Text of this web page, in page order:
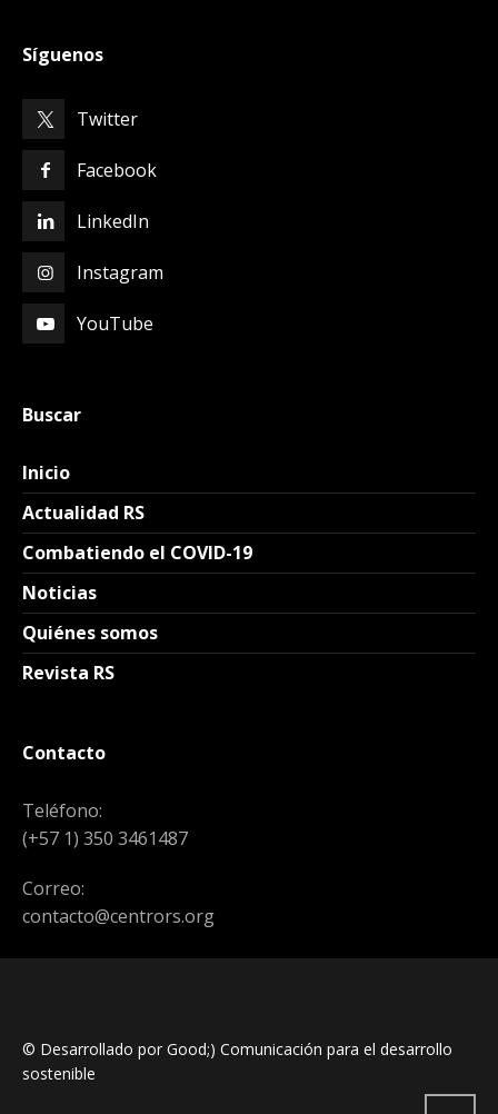
Síguenos
Twitter
Facebook
LinkedIn
Instagram
YouTube
Buscar
Inicio
Actualidad RS
Combatiendo el COVID-19
Noticias
Quiénes somos
Revista RS
Contacto
Teléfono:
(+57 1) 350 3461487
Correo:
contacto@centrors.org
© Desarrollado por Good;) Comunicación para el desarrollo
sostenible